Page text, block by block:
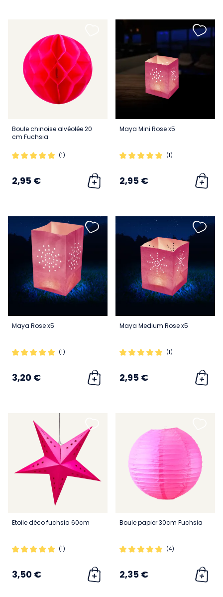
Boule chinoise alvéolée 20
cm Fuchsia
(1)
2,95 €
Maya Mini Rose x5
(1)
2,95 €
Maya Rose x5
(1)
3,20 €
Maya Medium Rose x5
(1)
2,95 €
Etoile déco fuchsia 60cm
(1)
3,50 €
Boule papier 30cm Fuchsia
(4)
2,35 €